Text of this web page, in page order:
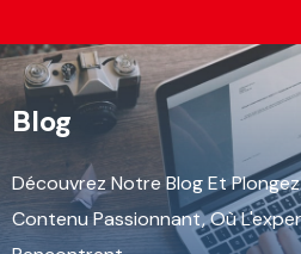
Blog
Découvrez Notre Blog Et
Contenu Passionnant, Où